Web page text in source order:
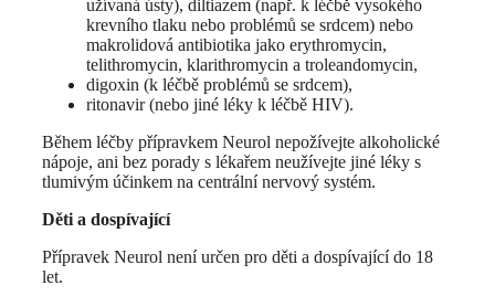
užívaná ústy), diltiazem (např. k léčbě vysokého
krevního tlaku nebo problémů se srdcem) nebo
makrolidová antibiotika jako erythromycin,
telithromycin, klarithromycin a troleandomycin,
digoxin (k léčbě problémů se srdcem),
ritonavir (nebo jiné léky k léčbě HIV).
Během léčby přípravkem Neurol nepožívejte alkoholické
nápoje, ani bez porady s lékařem neužívejte jiné léky s
tlumivým účinkem na centrální nervový systém.
Děti a dospívající
Přípravek Neurol není určen pro děti a dospívající do 18
let.